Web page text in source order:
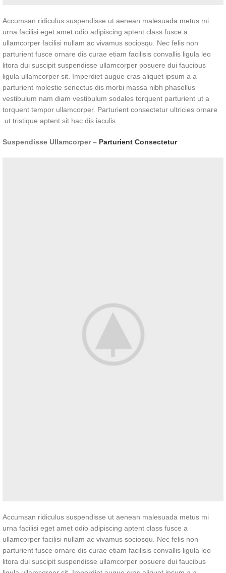
Accumsan ridiculus suspendisse ut aenean malesuada metus mi
urna facilisi eget amet odio adipiscing aptent class fusce a
ullamcorper facilisi nullam ac vivamus sociosqu. Nec felis non
parturient fusce ornare dis curae etiam facilisis convallis ligula leo
litora dui suscipit suspendisse ullamcorper posuere dui faucibus
ligula ullamcorper sit. Imperdiet augue cras aliquet ipsum a a
parturient molestie senectus dis morbi massa nibh phasellus
vestibulum nam diam vestibulum sodales torquent parturient ut a
torquent tempor ullamcorper. Parturient consectetur ultricies ornare
ut tristique aptent sit hac dis iaculis.
Suspendisse Ullamcorper – Parturient Consectetur
Accumsan ridiculus suspendisse ut aenean malesuada metus mi
urna facilisi eget amet odio adipiscing aptent class fusce a
ullamcorper facilisi nullam ac vivamus sociosqu. Nec felis non
parturient fusce ornare dis curae etiam facilisis convallis ligula leo
litora dui suscipit suspendisse ullamcorper posuere dui faucibus